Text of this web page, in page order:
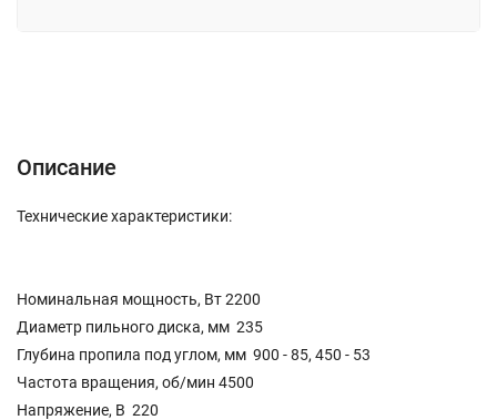
Описание
Технические характеристики:
Номинальная мощность, Вт 2200
Диаметр пильного диска, мм 235
Глубина пропила под углом, мм 900 - 85, 450 - 53
Частота вращения, об/мин 4500
Напряжение, В 220